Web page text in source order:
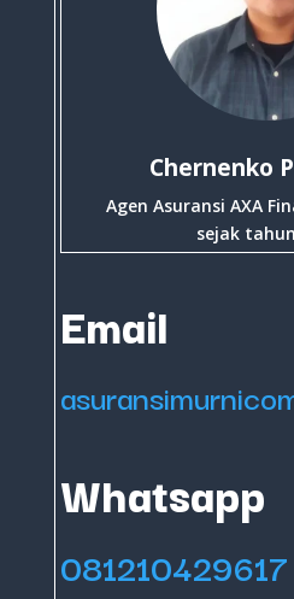
Chernenko
Agen Asuransi AXA
sejak
Email
Whatsapp
081210429617